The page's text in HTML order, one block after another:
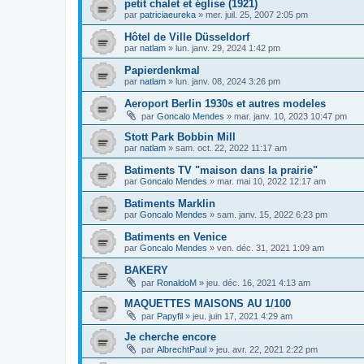
petit chalet et église (1921)
par patriciaeureka » mer. juil. 25, 2007 2:05 pm
Hôtel de Ville Düsseldorf
par natlam » lun. janv. 29, 2024 1:42 pm
Papierdenkmal
par natlam » lun. janv. 08, 2024 3:26 pm
Aeroport Berlin 1930s et autres modeles
par Goncalo Mendes » mar. janv. 10, 2023 10:47 pm
Stott Park Bobbin Mill
par natlam » sam. oct. 22, 2022 11:17 am
Batiments TV "maison dans la prairie"
par Goncalo Mendes » mar. mai 10, 2022 12:17 am
Batiments Marklin
par Goncalo Mendes » sam. janv. 15, 2022 6:23 pm
Batiments en Venice
par Goncalo Mendes » ven. déc. 31, 2021 1:09 am
BAKERY
par RonaldoM » jeu. déc. 16, 2021 4:13 am
MAQUETTES MAISONS AU 1/100
par Papyfil » jeu. juin 17, 2021 4:29 am
Je cherche encore
par AlbrechtPaul » jeu. avr. 22, 2021 2:22 pm